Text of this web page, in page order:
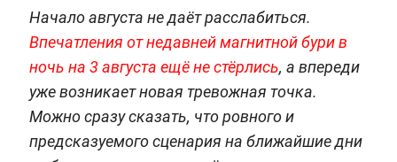
Начало августа не даёт расслабиться.
Впечатления от недавней магнитной бури в
ночь на 3 августа ещё не стёрлись, а впереди
уже возникает новая тревожная точка.
Можно сразу сказать, что ровного и
предсказуемого сценария на ближайшие дни